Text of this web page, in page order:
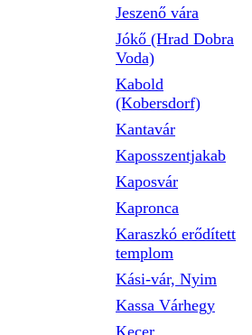
Jeszenő vára
Jókő (Hrad Dobra
Voda)
Kabold
(Kobersdorf)
Kantavár
Kaposszentjakab
Kaposvár
Kapronca
Karaszkó erődített
templom
Kási-vár, Nyim
Kassa Várhegy